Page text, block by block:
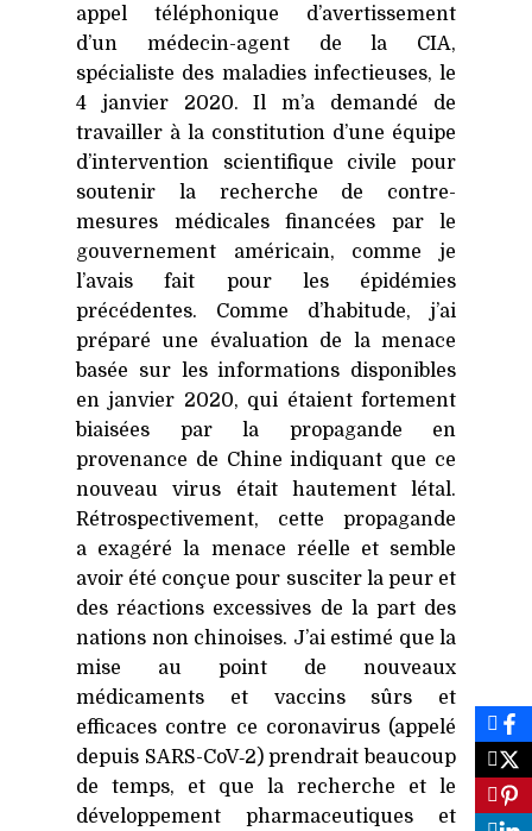
appel téléphonique d’avertissement
d’un médecin-agent de la CIA,
spécialiste des maladies infectieuses, le
4 janvier 2020. Il m’a demandé de
travailler à la constitution d’une équipe
d’intervention scientifique civile pour
soutenir la recherche de contre-
mesures médicales financées par le
gouvernement américain, comme je
l’avais fait pour les épidémies
précédentes. Comme d’habitude, j’ai
préparé une évaluation de la menace
basée sur les informations disponibles
en janvier 2020, qui étaient fortement
biaisées par la propagande en
provenance de Chine indiquant que ce
nouveau virus était hautement létal.
Rétrospectivement, cette propagande
a exagéré la menace réelle et semble
avoir été conçue pour susciter la peur et
des réactions excessives de la part des
nations non chinoises. J’ai estimé que la
mise au point de nouveaux
médicaments et vaccins sûrs et
efficaces contre ce coronavirus (appelé
depuis SARS-CoV‑2) prendrait beaucoup
de temps, et que la recherche et le
développement pharmaceutiques et